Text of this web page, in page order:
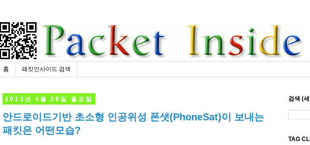
홈 패킷인사이드 검색
2013년 4월 29일 월요일
안드로이드기반 초소형 인공위성 폰샛(PhoneSat)이 보내는
패킷은 어떤모습?
검색 (
TAG